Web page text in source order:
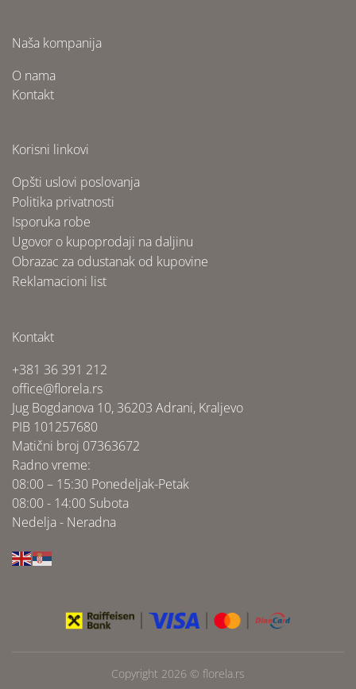
Naša kompanija
O nama
Kontakt
Korisni linkovi
Opšti uslovi poslovanja
Politika privatnosti
Isporuka robe
Ugovor o kupoprodaji na daljinu
Obrazac za odustanak od kupovine
Reklamacioni list
Kontakt
+381 36 391 212
office@florela.rs
Jug Bogdanova 10, 36203 Adrani, Kraljevo
PIB 101257680
Matični broj 07363672
Radno vreme:
08:00 – 15:30 Ponedeljak-Petak
08:00 - 14:00 Subota
Nedelja - Neradna
Copyright 2026 © florela.rs